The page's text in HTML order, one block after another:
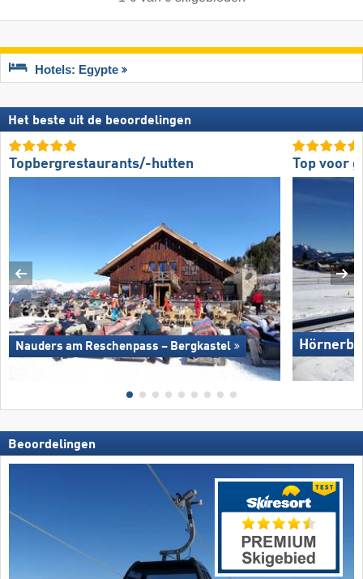
Hotels: Egypte
Het beste uit de beoordelingen
Topbergrestaurants/-hutten
Nauders am Reschenpass – Bergkastel
Top voor
Beoordelingen